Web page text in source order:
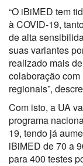
“O iBiMED tem
à COVID-19,
de alta
suas variantes
realizado mais
colaboração
regionais”,
Com isto, a UA
programa
19, tendo já
iBiMED de 70 a
para 400 testes